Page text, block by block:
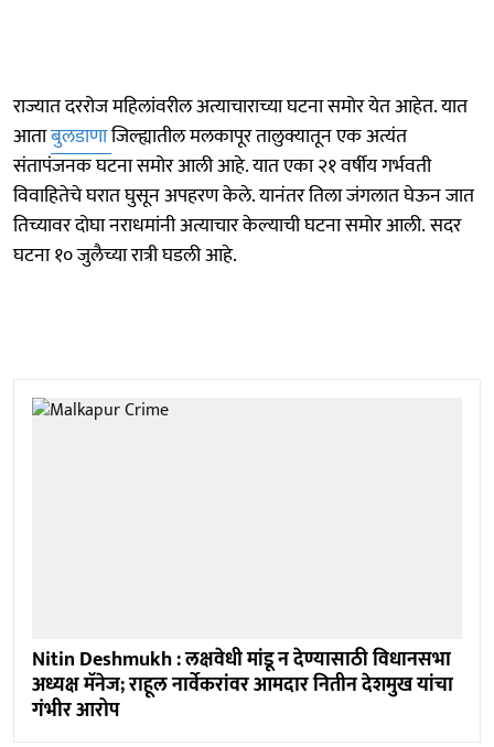
राज्यात दररोज महिलांवरील अत्याचाराच्या घटना समोर येत आहेत. यात
आताबुलडाणाजिल्ह्यातील मलकापूर तालुक्यातून एक अत्यंत
संतापंजनक घटना समोर आली आहे. यात एका २१ वर्षीय गर्भवती
विवाहितेचे घरात घुसून अपहरण केले. यानंतर तिला जंगलात घेऊन जात
तिच्यावर दोघा नराधमांनी अत्याचार केल्याची घटना समोर आली. सदर
घटना १० जुलैच्या रात्री घडली आहे.
Nitin Deshmukh : लक्षवेधी मांडू न देण्यासाठी विधानसभा
अध्यक्ष मॅनेज; राहूल नार्वेकरांवर आमदार नितीन देशमुख यांचा
गंभीर आरोप